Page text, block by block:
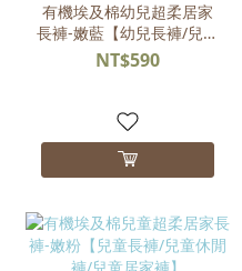
有機埃及棉幼兒超柔居家
長褲-嫩藍【幼兒長褲/兒童
長褲/兒童休閒褲】
NT$590